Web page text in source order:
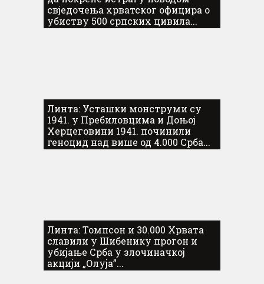
свједочења хрватског официра о
убиству 500 српских цивила...
Линта: Усташки монструми су
1941. у Пребиловцима и Доњој
Херцеговини 1941. починили
геноцид над више од 4.000 Срба...
Линта: Томпсон и 30.000 Хрвата
славили у Шибенику прогон и
убијање Срба у злочиначкој
акцији „Олуја”...